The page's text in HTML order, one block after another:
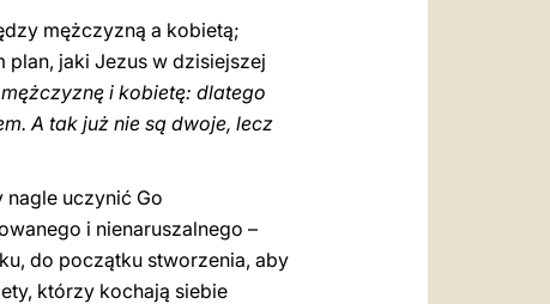
mężczyzną a kobietą;
jaki Jezus w dzisiejszej
i kobietę: dlatego
A tak już nie są dwoje, lecz
uczynić Go
i nienaruszalnego –
do początku stworzenia, aby
którzy kochają siebie